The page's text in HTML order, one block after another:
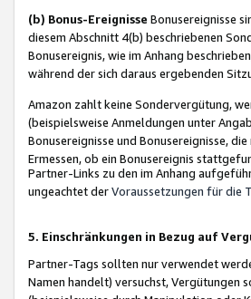
(b) Bonus-Ereignisse Bonusereignisse
diesem Abschnitt 4(b) beschriebenen
Bonusereignis, wie im Anhang
während der sich daraus ergebenden
Amazon zahlt keine Sondervergütung,
(beispielsweise Anmeldungen unter
Bonusereignisse und Bonusereignisse,
Ermessen, ob ein Bonusereignis
Partner-Links zu den im Anhang
ungeachtet derVoraussetzungen für die
5. Einschränkungen in Bezug auf
Partner-Tags sollten nur verwendet
Namen handelt) versuchst, Vergütungen